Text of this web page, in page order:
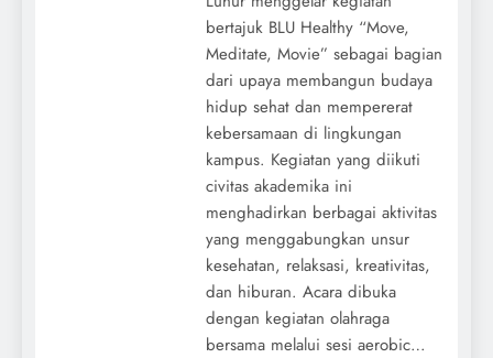
bertajuk BLU Healthy “Move,
Meditate, Movie” sebagai bagian
dari upaya membangun budaya
hidup sehat dan mempererat
kebersamaan di lingkungan
kampus. Kegiatan yang diikuti
civitas akademika ini
menghadirkan berbagai aktivitas
yang menggabungkan unsur
kesehatan, relaksasi, kreativitas,
dan hiburan. Acara dibuka
dengan kegiatan olahraga
bersama melalui sesi aerobic…